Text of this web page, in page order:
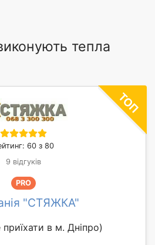
тепла
60 з 80
9 відгуків
PRO
"СТЯЖКА"
в м. Дніпро)